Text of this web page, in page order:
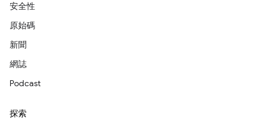
安全性
原始碼
新聞
網誌
Podcast
探索